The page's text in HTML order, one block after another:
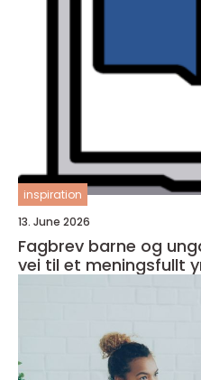
inspiration
13. June 2026
Fagbrev barne og
vei til et meningsfullt